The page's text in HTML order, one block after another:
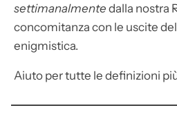
settimanalmente dalla nostra
concomitanza con le uscite
enigmistica.
Aiuto per tutte le definizioni